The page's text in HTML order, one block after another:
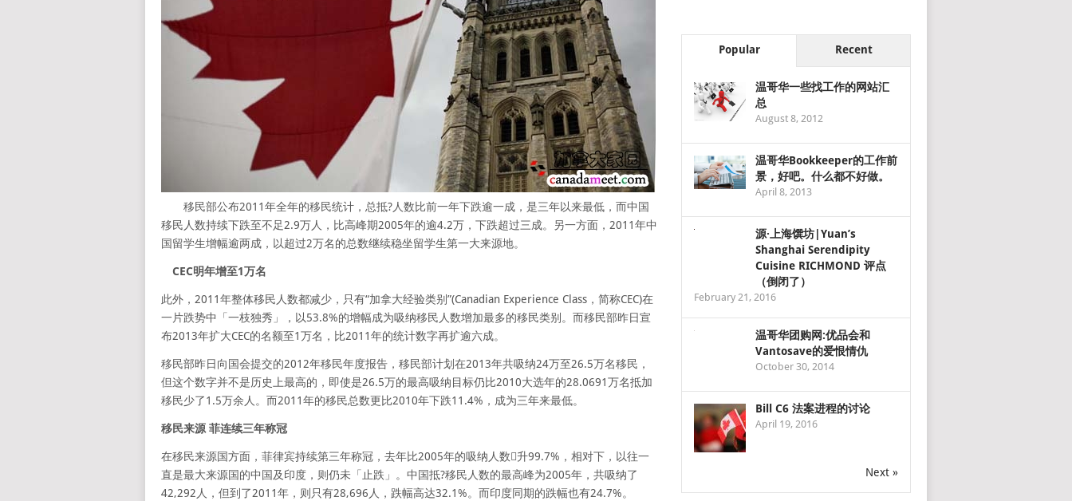
移民部公布2011年全年的移民统计，总抵?人数比前一年下跌逾一成，是三年以来最低，而中国
移民人数持续下跌至不足2.9万人，比高峰期2005年的逾4.2万，下跌超过三成。另一方面，2011年中
国留学生增幅逾两成，以超过2万名的总数继续稳坐留学生第一大来源地。
CEC明年增至1万名
此外，2011年整体移民人数都减少，只有“加拿大经验类别”(Canadian Experience Class，简称CEC)在
一片跌势中「一枝独秀」，以53.8%的增幅成为吸纳移民人数增加最多的移民类别。而移民部昨日宣
布2013年扩大CEC的名额至1万名，比2011年的统计数字再扩逾六成。
移民部昨日向国会提交的2012年移民年度报告，移民部计划在2013年共吸纳24万至26.5万名移民，
但这个数字并不是历史上最高的，即使是26.5万的最高吸纳目标仍比2010大选年的28.0691万名抵加
移民少了1.5万余人。而2011年的移民总数更比2010年下跌11.4%，成为三年来最低。
移民来源 菲连续三年称冠
在移民来源国方面，菲律宾持续第三年称冠，去年比2005年的吸纳人数升99.7%，相对下，以往一
直是最大来源国的中国及印度，则仍未「止跌」。中国抵?移民人数的最高峰为2005年，共吸纳了
42,292人，但到了2011年，则只有28,696人，跌幅高达32.1%。而印度同期的跌幅也有24.7%。
Popular Recent
温哥华一些找工作的网站汇
总
August 8, 2012
温哥华Bookkeeper的工作前
景，好吧。什么都不好做。
April 8, 2013
源·上海馔坊|Yuan’s
Shanghai Serendipity
Cuisine RICHMOND 评点
（倒闭了）
February 21, 2016
温哥华团购网:优品会和
Vantosave的爱恨情仇
October 30, 2014
Bill C6 法案进程的讨论
April 19, 2016
Next »